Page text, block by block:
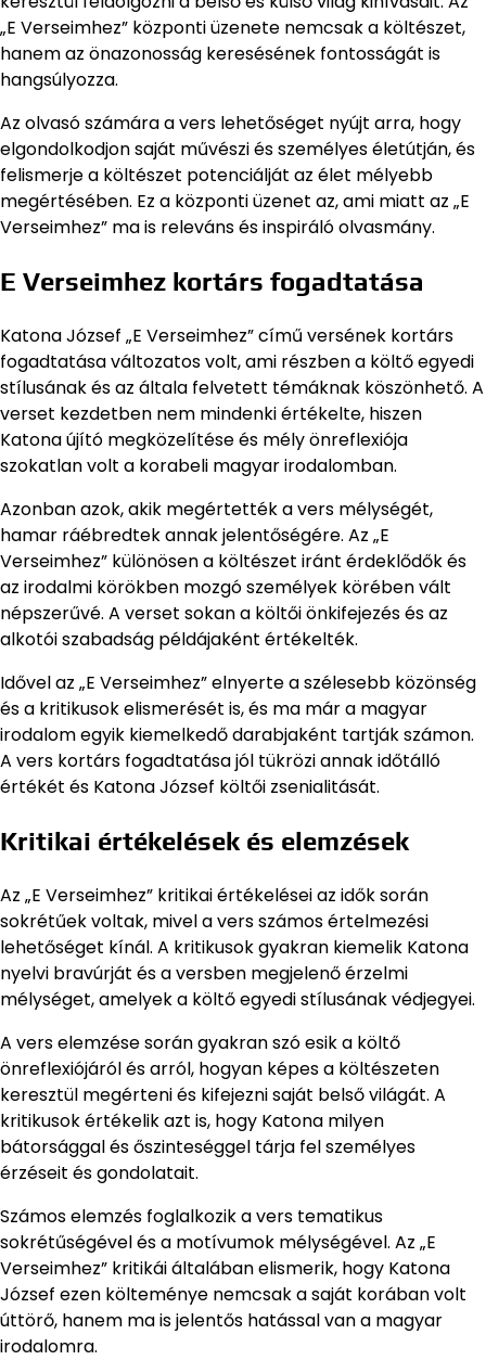
„E Verseimhez” központi üzenete nemcsak a költészet,
hanem az önazonosság keresésének fontosságát is
hangsúlyozza.
Az olvasó számára a vers lehetőséget nyújt arra, hogy
elgondolkodjon saját művészi és személyes életútján, és
felismerje a költészet potenciálját az élet mélyebb
megértésében. Ez a központi üzenet az, ami miatt az „E
Verseimhez” ma is releváns és inspiráló olvasmány.
E Verseimhez kortárs fogadtatása
Katona József „E Verseimhez” című versének kortárs
fogadtatása változatos volt, ami részben a költő egyedi
stílusának és az általa felvetett témáknak köszönhető. A
verset kezdetben nem mindenki értékelte, hiszen
Katona újító megközelítése és mély önreflexiója
szokatlan volt a korabeli magyar irodalomban.
Azonban azok, akik megértették a vers mélységét,
hamar ráébredtek annak jelentőségére. Az „E
Verseimhez” különösen a költészet iránt érdeklődők és
az irodalmi körökben mozgó személyek körében vált
népszerűvé. A verset sokan a költői önkifejezés és az
alkotói szabadság példájaként értékelték.
Idővel az „E Verseimhez” elnyerte a szélesebb közönség
és a kritikusok elismerését is, és ma már a magyar
irodalom egyik kiemelkedő darabjaként tartják számon.
A vers kortárs fogadtatása jól tükrözi annak időtálló
értékét és Katona József költői zsenialitását.
Kritikai értékelések és elemzések
Az „E Verseimhez” kritikai értékelései az idők során
sokrétűek voltak, mivel a vers számos értelmezési
lehetőséget kínál. A kritikusok gyakran kiemelik Katona
nyelvi bravúrját és a versben megjelenő érzelmi
mélységet, amelyek a költő egyedi stílusának védjegyei.
A vers elemzése során gyakran szó esik a költő
önreflexiójáról és arról, hogyan képes a költészeten
keresztül megérteni és kifejezni saját belső világát. A
kritikusok értékelik azt is, hogy Katona milyen
bátorsággal és őszinteséggel tárja fel személyes
érzéseit és gondolatait.
Számos elemzés foglalkozik a vers tematikus
sokrétűségével és a motívumok mélységével. Az „E
Verseimhez” kritikái általában elismerik, hogy Katona
József ezen költeménye nemcsak a saját korában volt
úttörő, hanem ma is jelentős hatással van a magyar
irodalomra.